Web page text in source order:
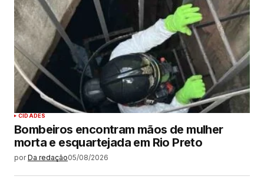
CIDADES
Bombeiros encontram mãos de mulher
morta e esquartejada em Rio Preto
por Da redação05/08/2026